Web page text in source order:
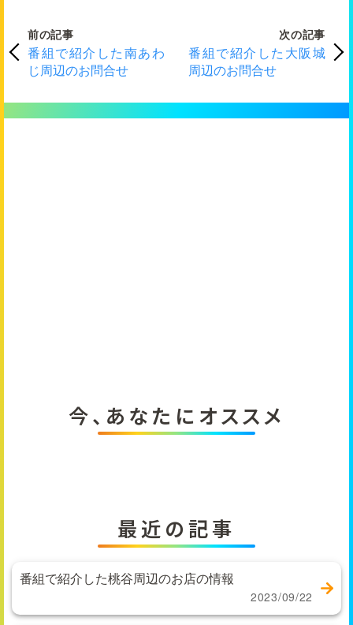
前の記事
番組で紹介した南あわ
じ周辺のお問合せ
次の記事
番組で紹介した大阪城
周辺のお問合せ
今、あなたにオススメ
最近の記事
番組で紹介した桃谷周辺のお店の情報
2023/09/22